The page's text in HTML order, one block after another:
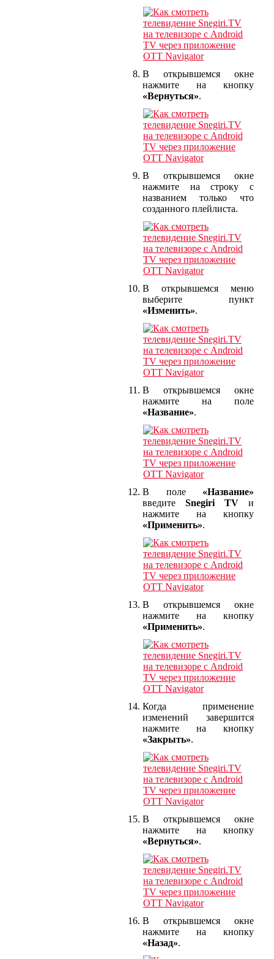
В открывшемся окне
нажмите на кнопку
«Вернуться».
В открывшемся окне
нажмите на строку с
названием только что
созданного плейлиста.
В открывшемся меню
выберите пункт
«Изменить».
В открывшемся окне
нажмите на поле
«Название».
В поле «Название»
введите Snegiri TV и
нажмите на кнопку
«Применить».
В открывшемся окне
нажмите на кнопку
«Применить».
Когда применение
изменений завершится
нажмите на кнопку
«Закрыть».
В открывшемся окне
нажмите на кнопку
«Вернуться».
В открывшемся окне
нажмите на кнопку
«Назад».